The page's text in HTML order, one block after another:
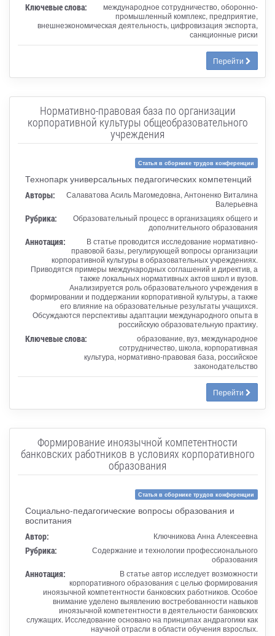
Ключевые слова:
международное сотрудничество, оборонно-
промышленный комплекс, предприятие,
внешнеэкономическая деятельность, цифровизация экспорта,
санкционные риски
Перейти
Нормативно-правовая база по организации
корпоративной культуры общеобразовательного
учреждения
Статья в сборнике трудов конференции
Технопарк универсальных педагогических компетенций
Авторы:
Салаватова Асиль Магомедовна, Антоненко Виталина
Валерьевна
Рубрика:
Образовательный процесс в организациях общего и
дополнительного образования
Аннотация:
В статье проводится исследование нормативно-
правовой базы, регулирующей вопросы организации
корпоративной культуры в образовательных учреждениях.
Приводятся примеры международных соглашений и директив, а
также локальных нормативных актов школ и вузов.
Анализируется роль образовательного учреждения в
формировании и поддержании корпоративной культуры, а также
его влияние на образовательные результаты учащихся.
Обсуждаются перспективы адаптации международного опыта в
российскую образовательную практику.
Ключевые слова:
образование, вуз, международное
сотрудничество, школа, корпоративная
культура, нормативно-правовая база, российское
законодательство
Перейти
Формирование иноязычной компетентности
банковских работников в условиях корпоративного
образования
Статья в сборнике трудов конференции
Социально-педагогические вопросы образования и
воспитания
Автор: Ключникова Анна Алексеевна
Рубрика:
Содержание и технологии профессионального
образования
Аннотация:
В статье автор исследует возможности
корпоративного образования с целью формирования
иноязычной компетентности банковских работников. Особое
внимание уделено выявлению востребованности навыков
иноязычной компетентности в деятельности банковских
служащих. Исследование основано на принципах андрагогики как
научной отрасли в области обучения взрослых.